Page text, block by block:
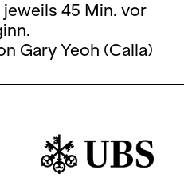
45 Min. vor
Gary Yeoh (Calla)